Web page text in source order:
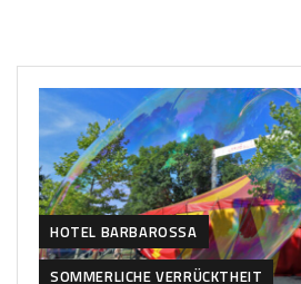
HOTEL BARBAROSSA
SOMMERLICHE VERRÜCKTHEIT